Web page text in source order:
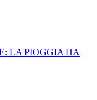
LA PIOGGIA HA